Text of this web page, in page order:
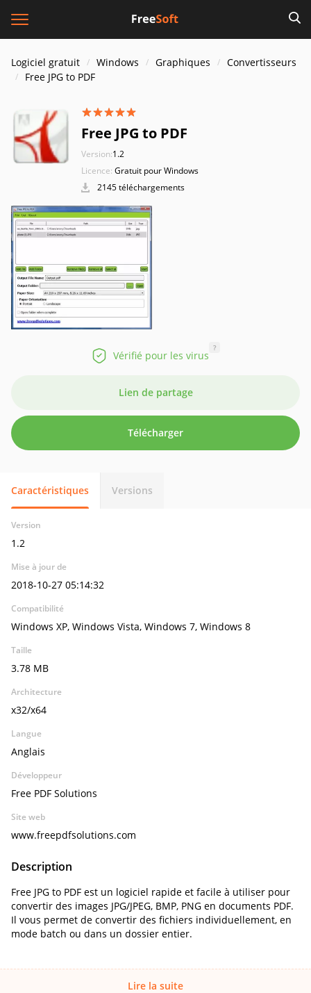
Logiciel gratuit Windows Graphiques
Convertisseurs
Free JPG to PDF
Free JPG to PDF
Version:1.2
Licence: Gratuit pour Windows
2145 téléchargements
Vérifié pour les virus
?
Lien de partage
Télécharger
Caractéristiques Versions
Version
1.2
Mise à jour de
2018-10-27 05:14:32
Compatibilité
Windows XP, Windows Vista, Windows 7, Windows 8
Taille
3.78 MB
Architecture
x32/x64
Langue
Anglais
Développeur
Free PDF Solutions
Site web
www.freepdfsolutions.com
Description
Free JPG to PDF est un logiciel rapide et facile à utiliser pour
convertir des images JPG/JPEG, BMP, PNG en documents PDF.
Il vous permet de convertir des fichiers individuellement, en
mode batch ou dans un dossier entier.
Lire la suite